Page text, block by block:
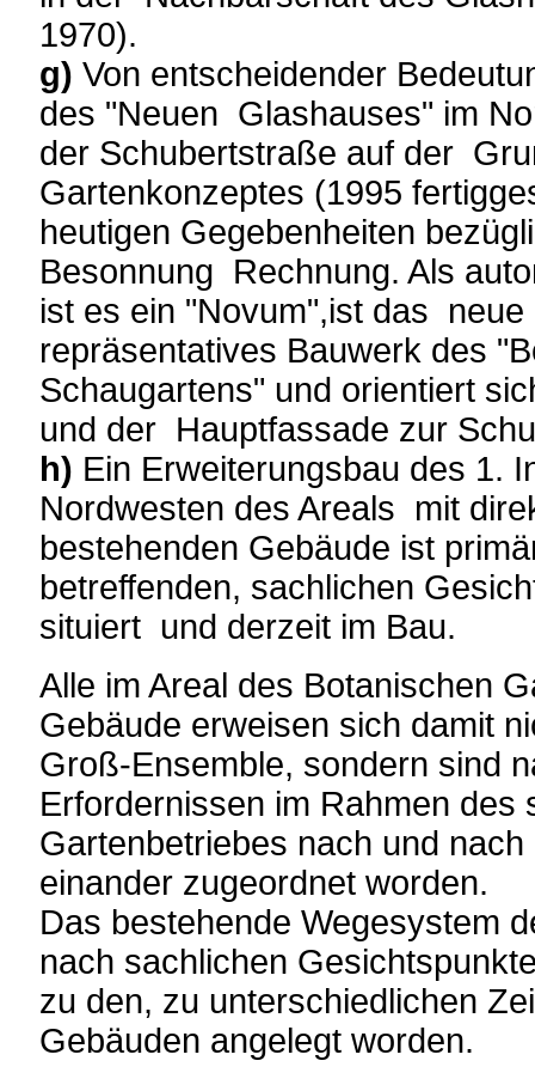
1970).
g) Von entscheidender
des "Neuen Glashauses" im
der Schubertstraße auf der
Gartenkonzeptes (1995
heutigen Gegebenheiten
Besonnung Rechnung. Als
ist es ein "Novum",ist das neue
repräsentatives Bauwerk des
Schaugartens" und orientiert
und der Hauptfassade zur
h) Ein Erweiterungsbau des 1.
Nordwesten des Areals mit
bestehenden Gebäude ist
betreffenden, sachlichen
situiert und derzeit im Bau.
Alle im Areal des Botanischen
Gebäude erweisen sich damit
Groß-Ensemble, sondern sind
Erfordernissen im Rahmen des
Gartenbetriebes nach und
einander zugeordnet worden.
Das bestehende Wegesystem
nach sachlichen
zu den, zu unterschiedlichen
Gebäuden angelegt worden.